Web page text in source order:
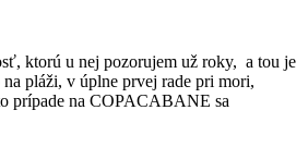
ktorú u nej pozorujem už roky, a tou je
pláži, v úplne prvej rade pri mori,
prípade na COPACABANE sa